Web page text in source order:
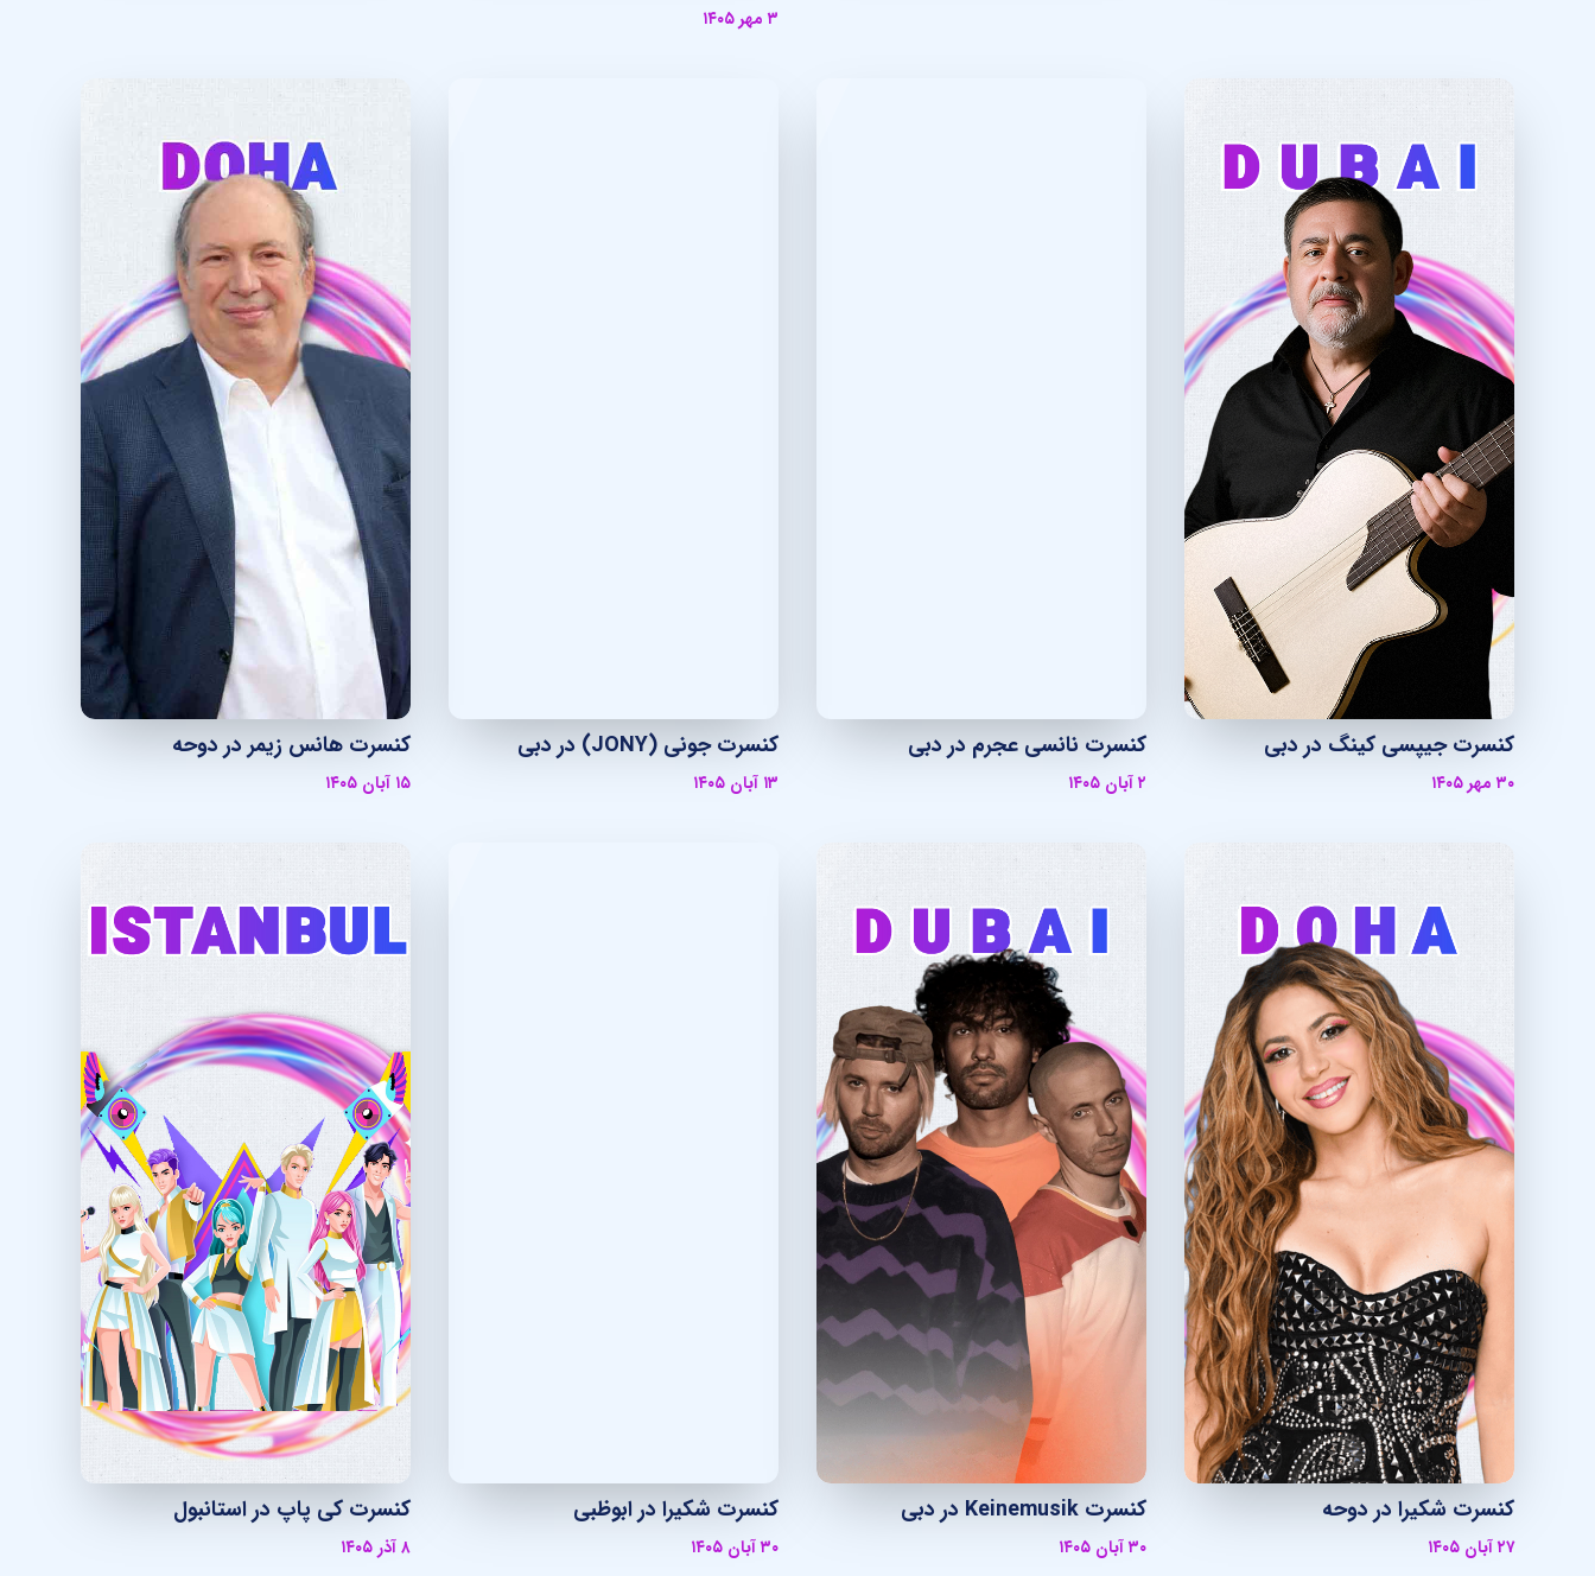
۳ مهر ۱۴۰۵
کنسرت جیپسی کینگ در دبی
۳۰ مهر ۱۴۰۵
کنسرت نانسی عجرم در دبی
۲ آبان ۱۴۰۵
کنسرت جونی (JONY) در دبی
۱۳ آبان ۱۴۰۵
کنسرت هانس زیمر در دوحه
۱۵ آبان ۱۴۰۵
کنسرت شکیرا در دوحه
۲۷ آبان ۱۴۰۵
کنسرت Keinemusik در دبی
۳۰ آبان ۱۴۰۵
کنسرت شکیرا در ابوظبی
۳۰ آبان ۱۴۰۵
کنسرت کی پاپ در استانبول
۸ آذر ۱۴۰۵